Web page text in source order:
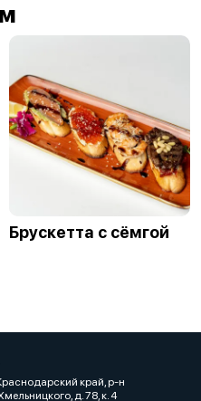
Брускетта с сёмгой
край, р-н
д. 78, к. 4